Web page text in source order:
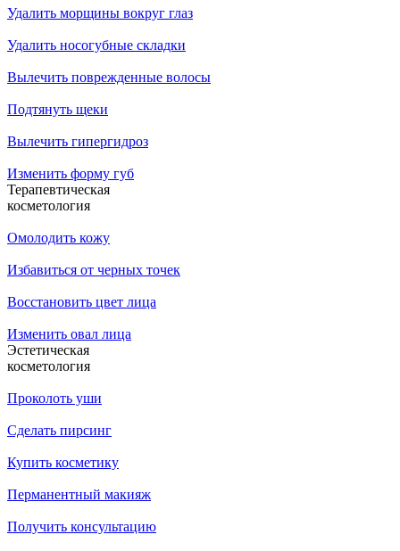
Удалить морщины вокруг глаз
Удалить носогубные складки
Вылечить поврежденные волосы
Подтянуть щеки
Вылечить гипергидроз
Изменить форму губ
Терапевтическая
косметология
Омолодить кожу
Избавиться от черных точек
Восстановить цвет лица
Изменить овал лица
Эстетическая
косметология
Проколоть уши
Сделать пирсинг
Купить косметику
Перманентный макияж
Получить консультацию